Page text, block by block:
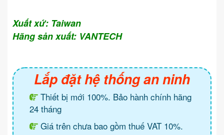
Xuất xứ: Taiwan
Hãng sản xuất: VANTECH
Lắp đặt hệ thống an ninh
Thiết bị mới 100%. Bảo hành chính hãng
24 tháng
Giá trên chưa bao gồm thuế VAT 10%.